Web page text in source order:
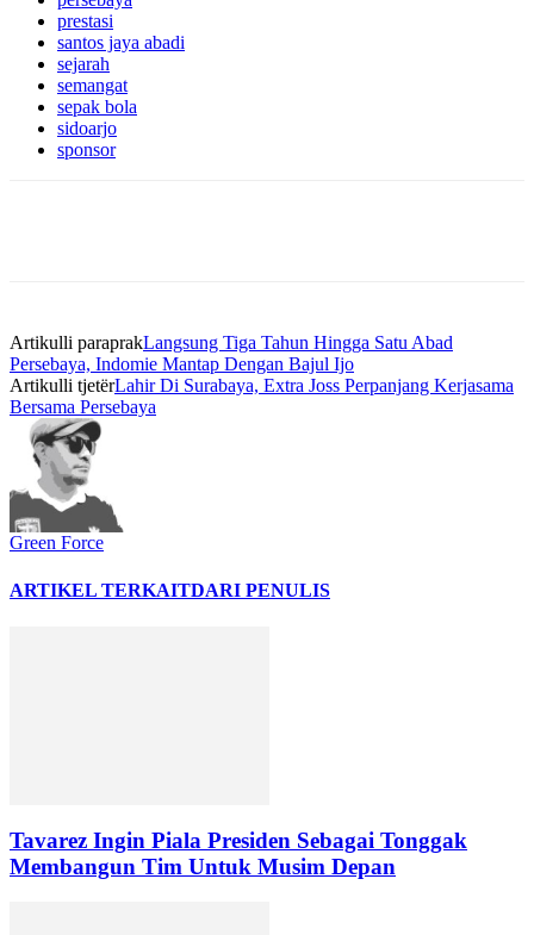
prestasi
santos jaya abadi
sejarah
semangat
sepak bola
sidoarjo
sponsor
Artikulli paraprakLangsung Tiga Tahun Hingga Satu Abad
Persebaya, Indomie Mantap Dengan Bajul Ijo
Artikulli tjetërLahir Di Surabaya, Extra Joss Perpanjang Kerjasama
Bersama Persebaya
Green Force
ARTIKEL TERKAITDARI PENULIS
Tavarez Ingin Piala Presiden Sebagai Tonggak
Membangun Tim Untuk Musim Depan